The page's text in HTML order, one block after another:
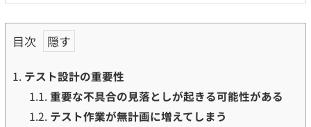
目次
1. テスト設計の重要性
1.1.重要な不具合の見落としが起きる可能性がある
1.2. テスト作業が無計画に増えてしまう